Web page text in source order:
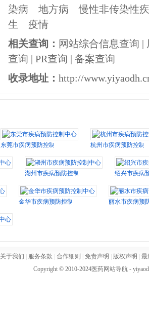
染病
地方病
慢性非传染性
生
疫情
相关查询： 网站综合信息查询 |
查询 | PR查询 | 备案查询
收录地址： http://
东莞市疾病预防控制中心 杭州市疾病预防控制
湖州市疾病预防控制中心 绍兴市疾病
金华市疾病预防控制中心 丽水市疾病预
关于我们 服务条款 合作细则 免责声明 版权声明
最
Copyright © 2010-2024医药网站导航-